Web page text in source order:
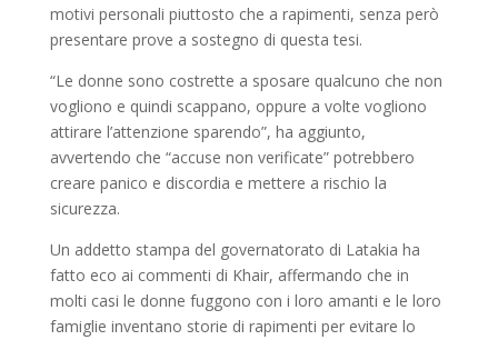
motivi personali piuttosto che a rapimenti, senza però
presentare prove a sostegno di questa tesi.
“Le donne sono costrette a sposare qualcuno che non
vogliono e quindi scappano, oppure a volte vogliono
attirare l’attenzione sparendo”, ha aggiunto,
avvertendo che “accuse non verificate” potrebbero
creare panico e discordia e mettere a rischio la
sicurezza.
Un addetto stampa del governatorato di Latakia ha
fatto eco ai commenti di Khair, affermando che in
molti casi le donne fuggono con i loro amanti e le loro
famiglie inventano storie di rapimenti per evitare lo